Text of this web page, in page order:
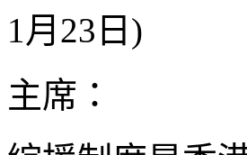
1月23日)
主席：